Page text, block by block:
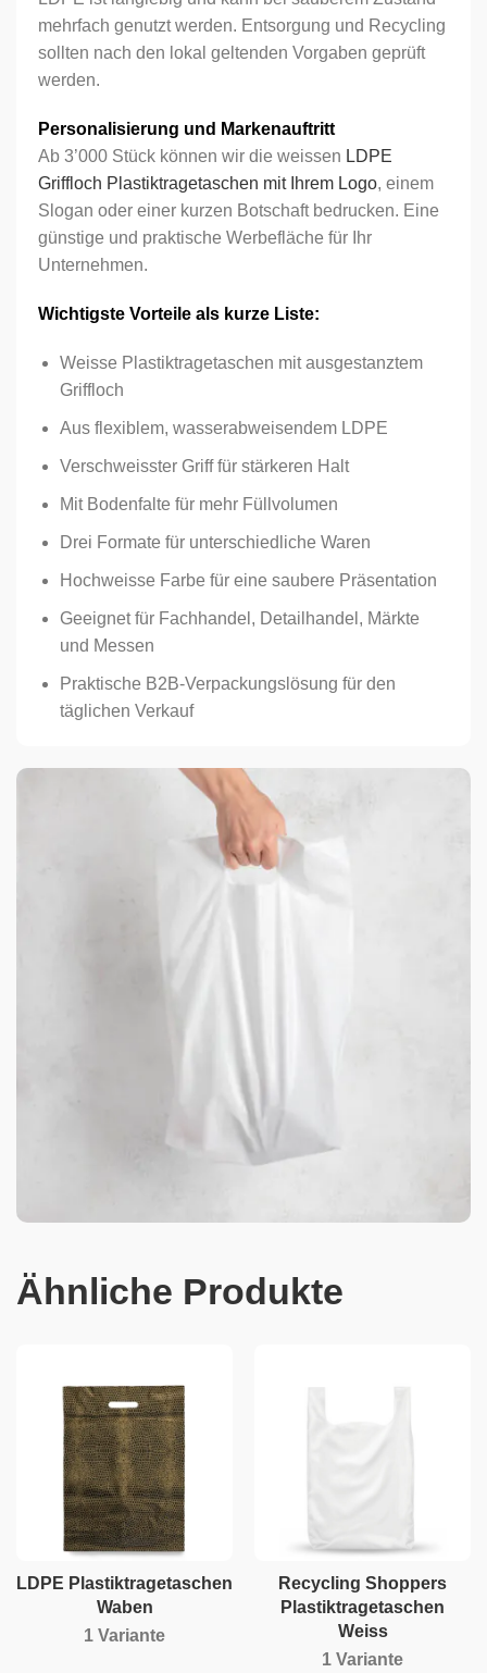
mehrfach genutzt werden. Entsorgung und Recycling
sollten nach den lokal geltenden Vorgaben geprüft
werden.
Personalisierung und Markenauftritt
Ab 3’000 Stück können wir die weissen LDPE
Griffloch Plastiktragetaschen mit Ihrem Logo, einem
Slogan oder einer kurzen Botschaft bedrucken. Eine
günstige und praktische Werbefläche für Ihr
Unternehmen.
Wichtigste Vorteile als kurze Liste:
Weisse Plastiktragetaschen mit ausgestanztem
Griffloch
Aus flexiblem, wasserabweisendem LDPE
Verschweisster Griff für stärkeren Halt
Mit Bodenfalte für mehr Füllvolumen
Drei Formate für unterschiedliche Waren
Hochweisse Farbe für eine saubere Präsentation
Geeignet für Fachhandel, Detailhandel, Märkte
und Messen
Praktische B2B-Verpackungslösung für den
täglichen Verkauf
Ähnliche Produkte
LDPE Plastiktragetaschen
Waben
1 Variante
Recycling Shoppers
Plastiktragetaschen
Weiss
1 Variante